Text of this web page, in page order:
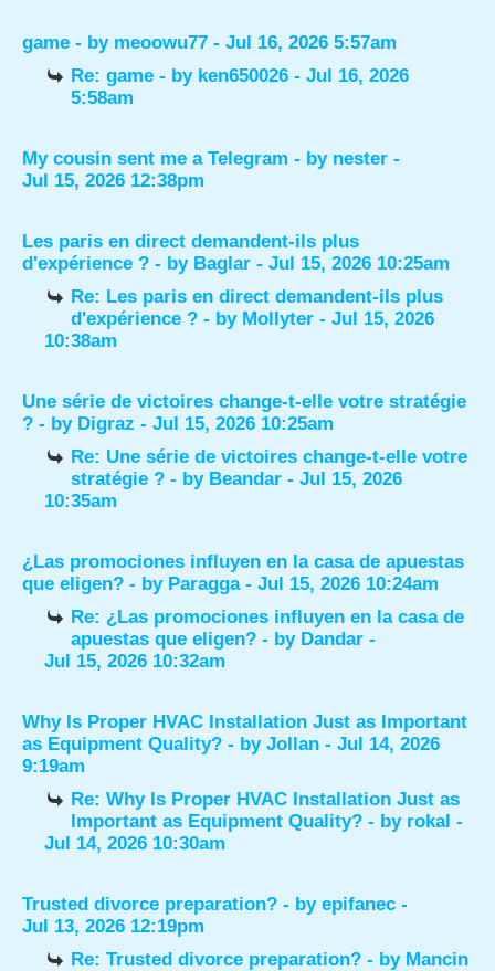
game - by meoowu77 - Jul 16, 2026 5:57am
Re: game - by ken650026 - Jul 16, 2026
5:58am
My cousin sent me a Telegram - by nester -
Jul 15, 2026 12:38pm
Les paris en direct demandent-ils plus
d'expérience ? - by Baglar - Jul 15, 2026 10:25am
Re: Les paris en direct demandent-ils plus
d'expérience ? - by Mollyter - Jul 15, 2026
10:38am
Une série de victoires change-t-elle votre stratégie
? - by Digraz - Jul 15, 2026 10:25am
Re: Une série de victoires change-t-elle votre
stratégie ? - by Beandar - Jul 15, 2026
10:35am
¿Las promociones influyen en la casa de apuestas
que eligen? - by Paragga- Jul 15, 2026 10:24am
Re: ¿Las promociones influyen en la casa de
apuestas que eligen? - by Dandar -
Jul 15, 2026 10:32am
Why Is Proper HVAC Installation Just as Important
as Equipment Quality? - by Jollan - Jul 14, 2026
9:19am
Re: Why Is Proper HVAC Installation Just as
Important as Equipment Quality? - by rokal -
Jul 14, 2026 10:30am
Trusted divorce preparation? - by epifanec -
Jul 13, 2026 12:19pm
Re: Trusted divorce preparation? - by Mancin